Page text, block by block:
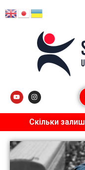
Скільки